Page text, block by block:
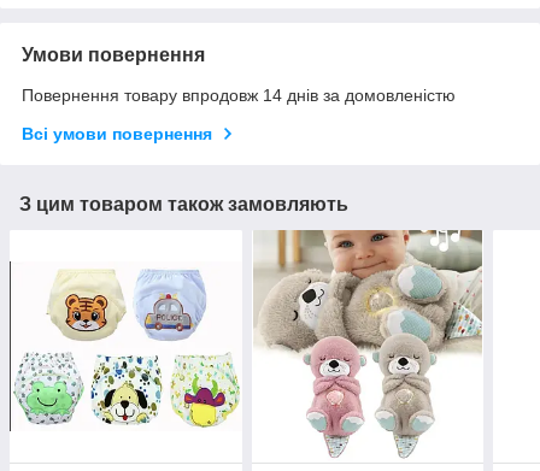
Умови повернення
Повернення товару впродовж 14 днів за домовленістю
Всі умови повернення
З цим товаром також замовляють